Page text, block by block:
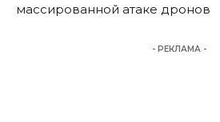
массированной атаке дронов
- РЕКЛАМА -